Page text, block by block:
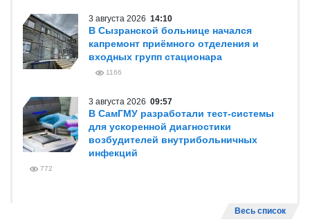
3 августа 2026 14:10
В Сызранской больнице начался
капремонт приёмного отделения и
входных групп стационара
1166
3 августа 2026 09:57
В СамГМУ разработали тест-системы
для ускоренной диагностики
возбудителей внутрибольничных
инфекций
772
Весь список